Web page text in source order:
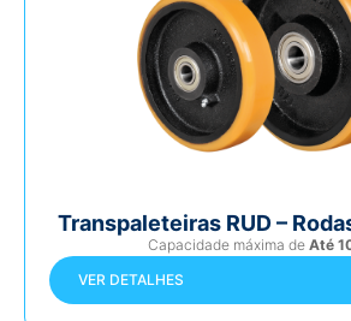
Transpaleteiras RUD –
Capacidade máxima de Até
VER DETALHES